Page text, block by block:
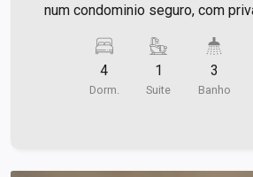
num condominio seguro, com
ter tudo que precisa ao seu redor:
Supermercados, bancos, ponto
comercios em geral e a
4
Dorm.
1
Suite
3
Banho